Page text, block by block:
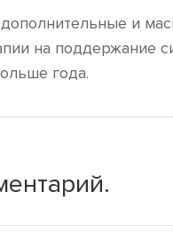
и
на поддержание
года.